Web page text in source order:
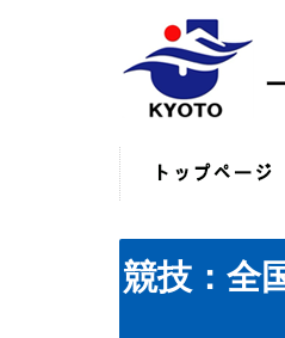
競技：全